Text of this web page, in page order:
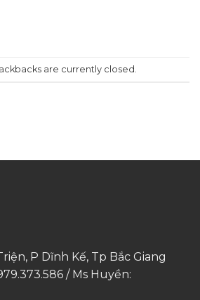
are currently closed.
P Dĩnh Kế, Tp Bắc Giang
/ Ms Huyền: